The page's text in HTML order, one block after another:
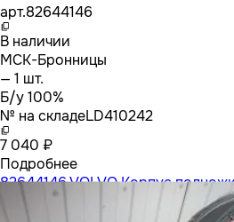
арт.82644146
В наличии
МСК-Бронницы
— 1 шт.
Б/у 100%
№ на складеLD410242
7 040 ₽
Подробнее
82644146 VOLVO Корпус